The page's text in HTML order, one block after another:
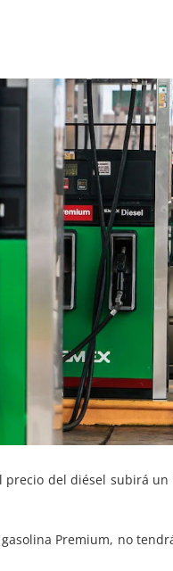
del diésel subirá
Premium, no